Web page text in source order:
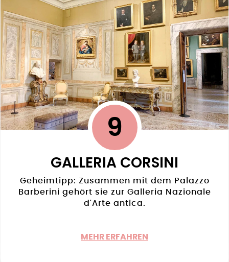
9
GALLERIA CORSINI
Geheimtipp: Zusammen mit dem Palazzo
Barberini gehört sie zur Galleria Nazionale
d'Arte antica.
MEHR ERFAHREN